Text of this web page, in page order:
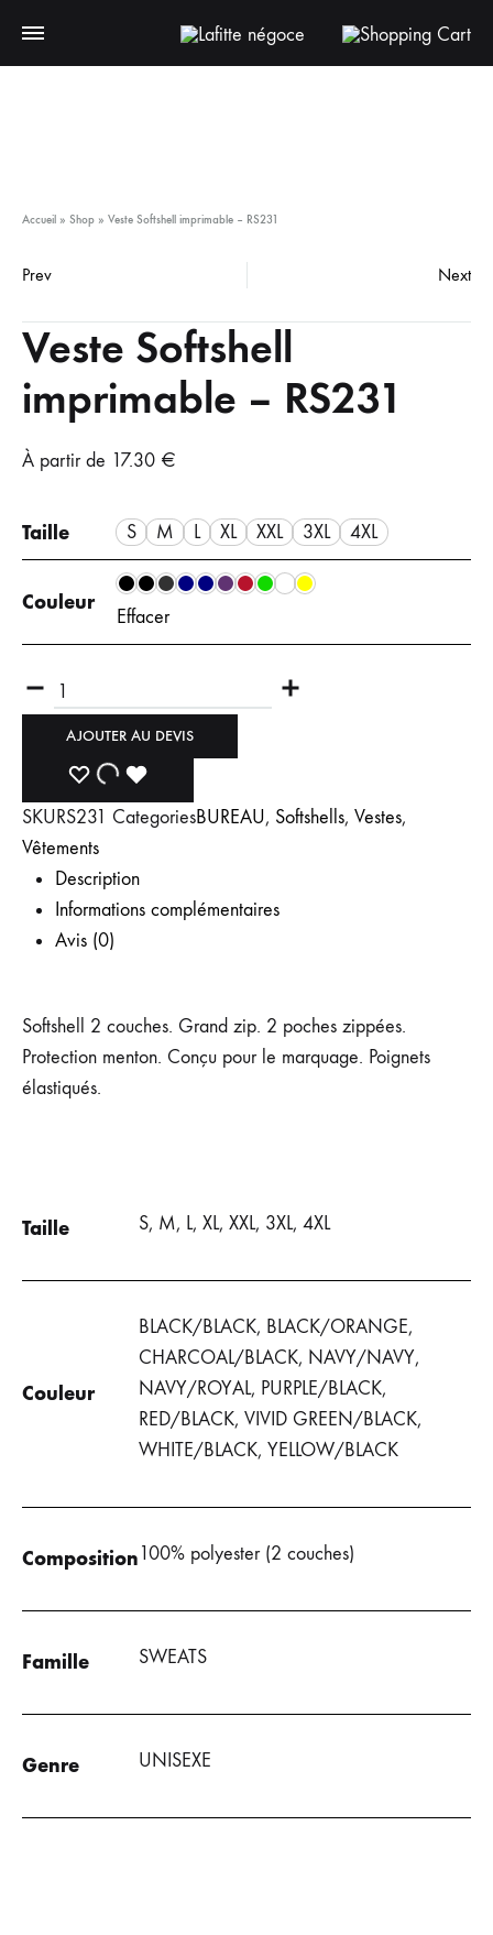
Accueil » Shop » Veste Softshell imprimable – RS231
Prev Next
Veste Softshell
imprimable – RS231
À partir de 17.30 €
Taille S M L XL XXL 3XL 4XL
Couleur
Effacer
AJOUTER AU DEVIS
SKURS231 CategoriesBUREAU, Softshells, Vestes,
Vêtements
Description
Informations complémentaires
Avis (0)
Softshell 2 couches. Grand zip. 2 poches zippées.
Protection menton. Conçu pour le marquage. Poignets
élastiqués.
Taille S, M, L, XL, XXL, 3XL, 4XL
Couleur
BLACK/BLACK, BLACK/ORANGE,
CHARCOAL/BLACK, NAVY/NAVY,
NAVY/ROYAL, PURPLE/BLACK,
RED/BLACK, VIVID GREEN/BLACK,
WHITE/BLACK, YELLOW/BLACK
Composition100% polyester (2 couches)
Famille SWEATS
Genre UNISEXE